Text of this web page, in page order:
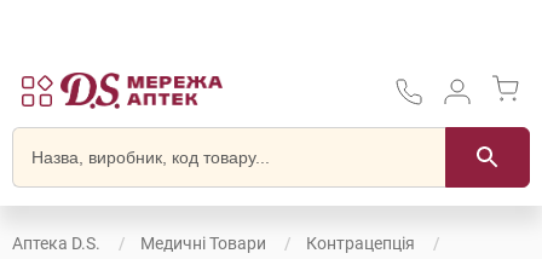
Аптека D.S. Медичні Товари
Контрацепція